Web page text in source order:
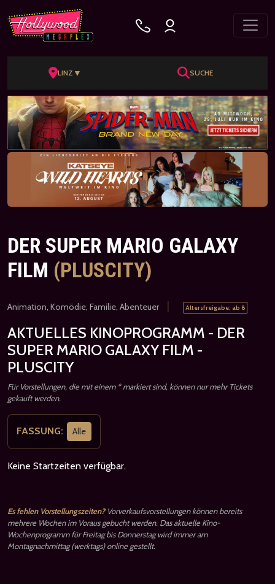
LINZ ▼ SUCHE
DER SUPER MARIO GALAXY
FILM (PLUSCITY)
Animation, Komödie, Familie, Abenteuer | Altersfreigabe: ab 8
AKTUELLES KINOPROGRAMM - DER
SUPER MARIO GALAXY FILM -
PLUSCITY
Für Vorstellungen, die mit einem * markiert sind, können nur mehr Tickets
gekauft werden.
FASSUNG: Alle
Keine Startzeiten verfügbar.
Es fehlen Vorstellungszeiten?Vorverkaufsvorstellungen können bereits
mehrere Wochen im Voraus gebucht werden. Das aktuelle Kino-
Wochenprogramm für Freitag bis Donnerstag wird immer am
Montagnachmittag (werktags) online gestellt.